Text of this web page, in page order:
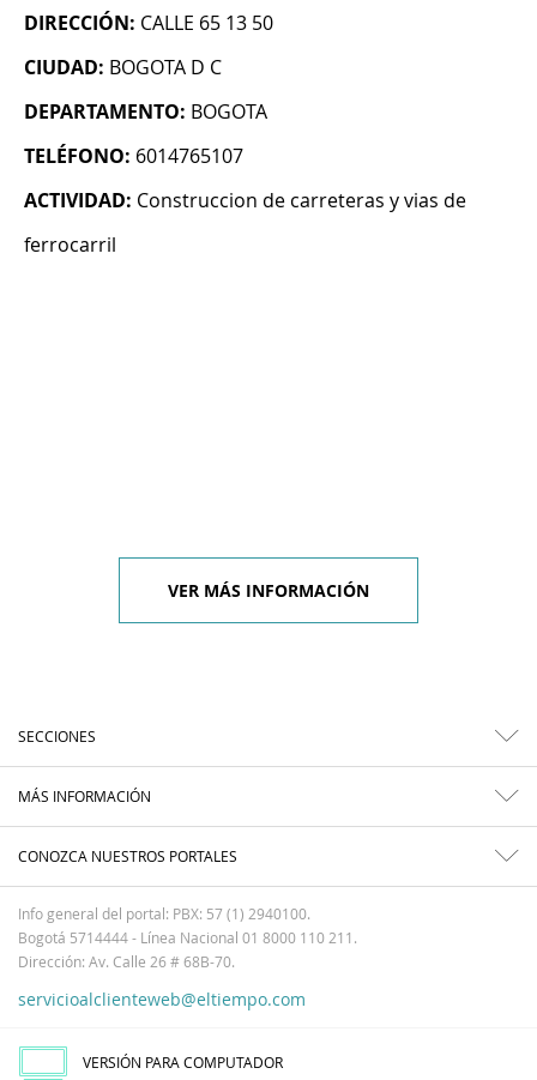
DIRECCIÓN: CALLE 65 13 50
CIUDAD: BOGOTA D C
DEPARTAMENTO: BOGOTA
TELÉFONO: 6014765107
ACTIVIDAD: Construccion de carreteras y vias de
ferrocarril
VER MÁS INFORMACIÓN
SECCIONES
MÁS INFORMACIÓN
CONOZCA NUESTROS PORTALES
Info general del portal: PBX: 57 (1) 2940100.
Bogotá 5714444 - Línea Nacional 01 8000 110 211.
Dirección: Av. Calle 26 # 68B-70.
servicioalclienteweb@eltiempo.com
VERSIÓN PARA COMPUTADOR